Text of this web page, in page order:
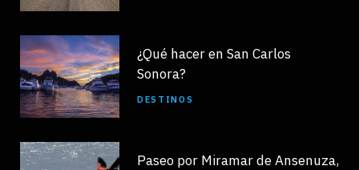
¿Qué hacer en San Carlos
Sonora?
DESTINOS
Paseo por Miramar de Ansenuza,